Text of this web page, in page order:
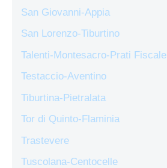
San Giovanni-Appia
San Lorenzo-Tiburtino
Talenti-Montesacro-Prati Fiscale
Testaccio-Aventino
Tiburtina-Pietralata
Tor di Quinto-Flaminia
Trastevere
Tuscolana-Centocelle